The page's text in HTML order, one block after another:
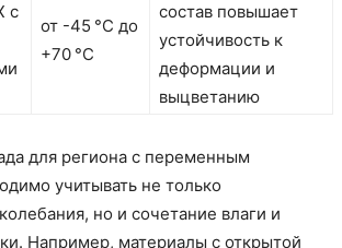
с
от -45 °C до
+70 °C
состав повышает
устойчивость к
деформации и
выцветанию
для региона с переменным
учитывать не только
но и сочетание влаги и
Например, материалы с открытой